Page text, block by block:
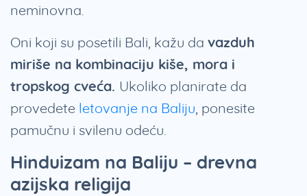
neminovna.
Oni koji su posetili Bali, kažu da vazduh
miriše na kombinaciju kiše, mora i
tropskog cveća. Ukoliko planirate da
provedete letovanje na Baliju , ponesite
pamučnu i svilenu odeću.
Hinduizam na Baliju – drevna
azijska religija